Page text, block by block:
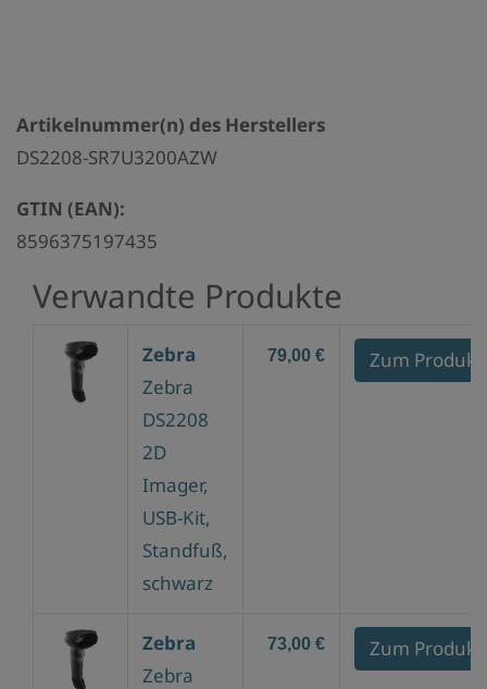
Artikelnummer(n) des Herstellers
DS2208-SR7U3200AZW
GTIN (EAN):
8596375197435
Verwandte Produkte
Zebra
Zebra
DS2208
2D
Imager,
USB-Kit,
Standfuß,
schwarz
79,00 € Zum Produkt
Zebra
Zebra
73,00 € Zum Produkt